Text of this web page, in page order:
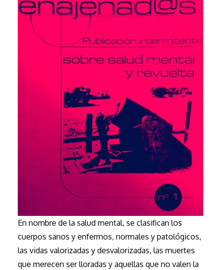
En nombre de la salud mental, se clasifican los
cuerpos sanos y enfermos, normales y patológicos,
las vidas valorizadas y desvalorizadas, las muertes
que merecen ser lloradas y aquellas que no valen la